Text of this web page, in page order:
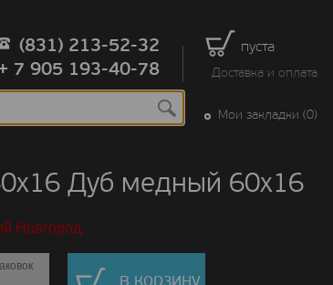
пуста
Доставка и оплата
(831) 213-52-32
7 905 193-40-78
Мои закладки (0)
Дуб медный 60х16
Новгород.
в корзину